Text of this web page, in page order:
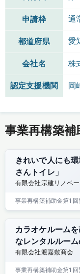
申請枠 通
都道府県 愛
会社名 株
認定支援機関 岡
事業再構築補
きれいで人にも
さんトイレ」
有限会社宗建リノベ
事業再構築補助金第1回
カラオケルーム
なレンタルルー
有限会社渡嘉敷商会
事業再構築補助金第1回